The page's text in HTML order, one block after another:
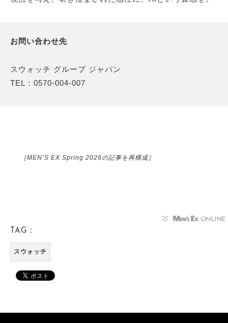
お問い合わせ先
スウォッチ グループ ジャパン
TEL：0570-004-007
［MEN’S EX Spring 2026の記事を再構成］
TAG：
スウォッチ